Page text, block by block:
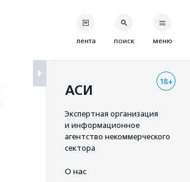
лента поиск меню
18+
АСИ
Экспертная организация
и информационное
агентство некоммерческого
сектора
О нас